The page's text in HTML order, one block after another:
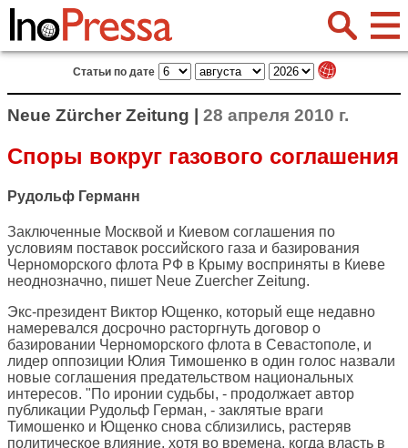
Статьи по дате
Neue Zürcher Zeitung | 28 апреля 2010 г.
Споры вокруг газового соглашения
Рудольф Германн
Заключенные Москвой и Киевом соглашения по
условиям поставок российского газа и базирования
Черноморского флота РФ в Крыму восприняты в Киеве
неоднозначно, пишет Neue Zuercher Zeitung.
Экс-президент Виктор Ющенко, который еще недавно
намеревался досрочно расторгнуть договор о
базировании Черноморского флота в Севастополе, и
лидер оппозиции Юлия Тимошенко в один голос назвали
новые соглашения предательством национальных
интересов. "По иронии судьбы, - продолжает автор
публикации Рудольф Герман, - заклятые враги
Тимошенко и Ющенко снова сблизились, растеряв
политическое влияние, хотя во времена, когда власть в